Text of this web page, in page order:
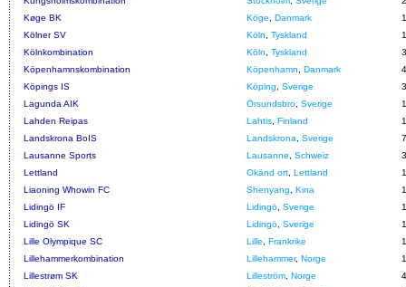
Køge BK
Köge Danmark
1
Kölner SV
Köln Tyskland
1
Kölnkombination
Köln Tyskland
3
Köpenhamnskombination
Köpenhamn Danmark
4
Köpings IS
Köping Sverige
3
Lagunda AIK
Örsundsbro Sverige
1
Lahden Reipas
Lahtis Finland
1
Landskrona BoIS
Landskrona Sverige
Lausanne Sports
Lausanne Schweiz
3
Lettland
Okänd ort Lettland
1
Liaoning Whowin FC
Shenyang Kina
1
Lidingö IF
Lidingö Sverige
1
Lidingö SK
Lidingö Sverige
1
Lille Olympique SC
Lille Frankrike
1
Lillehammerkombination
Lillehammer, Norge
1
Lillestrøm SK
Lilleström Norge
4